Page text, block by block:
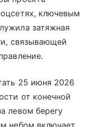
ключевым
затяжная
связывающей
25 июня 2026
от конечной
левом берегу
небом включает